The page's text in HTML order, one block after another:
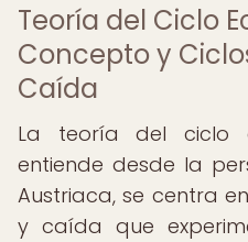
Teoría del Ciclo
Concepto y
Caída
La teoría del ciclo
entiende desde la
Austriaca, se centra
y caída que